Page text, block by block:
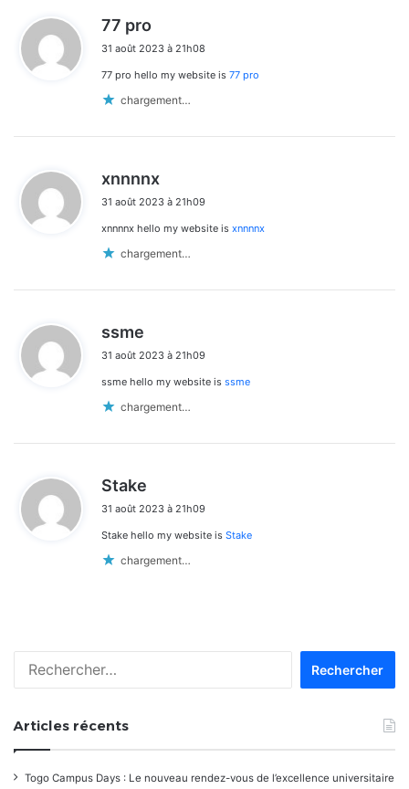
77 pro
t
31 août 2023 à 21h08
77 pro hello my website is 77 pro
chargement…
xnnnnx
t
31 août 2023 à 21h09
xnnnnx hello my website is xnnnnx
chargement…
ssme
t
31 août 2023 à 21h09
ssme hello my website is ssme
chargement…
Stake
t
31 août 2023 à 21h09
Stake hello my website is Stake
chargement…
Articles récents
Togo Campus Days : Le nouveau rendez-vous de l’excellence universitaire